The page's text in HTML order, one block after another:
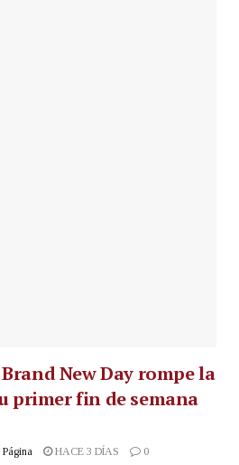
New Day rompe la
primer fin de semana
HACE 3 DÍAS 0